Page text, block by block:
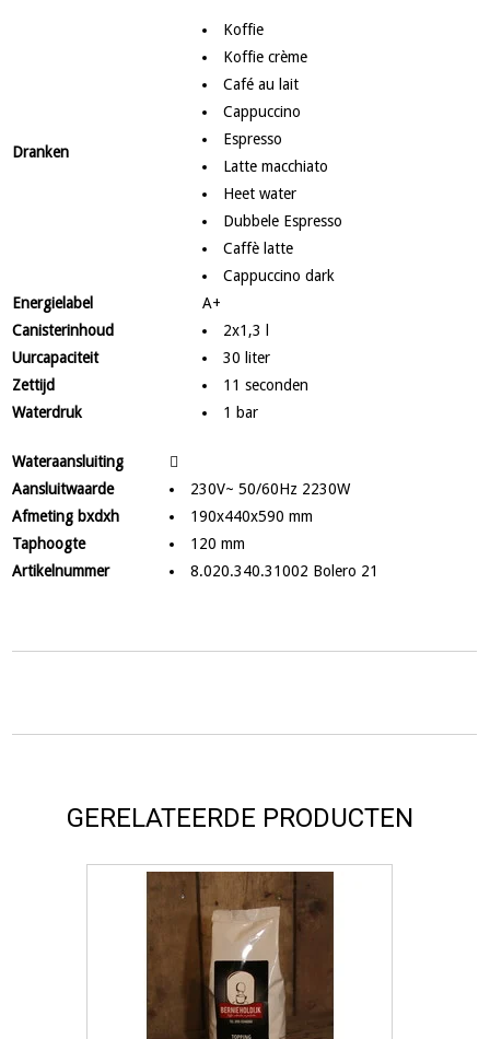
Dranken
Koffie
Koffie crème
Café au lait
Cappuccino
Espresso
Latte macchiato
Heet water
Dubbele Espresso
Caffè latte
Cappuccino dark
Energielabel
A+
Canisterinhoud
2x1,3 l
Uurcapaciteit
30 liter
Zettijd
11 seconden
Waterdruk
1 bar
Wateraansluiting
Aansluitwaarde
230V~ 50/60Hz 2230W
Afmeting bxdxh
190x440x590 mm
Taphoogte
120 mm
Artikelnummer
8.020.340.31002 Bolero 21
GERELATEERDE PRODUCTEN